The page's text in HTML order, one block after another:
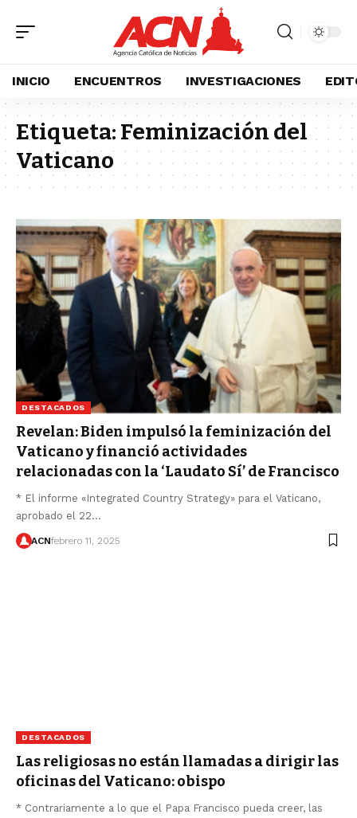
INICIO ENCUENTROS INVESTIGACIONES
Etiqueta: Feminización del
Vaticano
DESTACADOS
Revelan: Biden impulsó la feminización del
Vaticano y financió actividades
relacionadas con la ‘Laudato Sí’ de Francisco
* El informe «Integrated Country Strategy» para el Vaticano,
aprobado el 22…
ACNfebrero 11, 2025
DESTACADOS
Las religiosas no están llamadas a dirigir las
oficinas del Vaticano: obispo
* Contrariamente a lo que el Papa Francisco pueda creer, las